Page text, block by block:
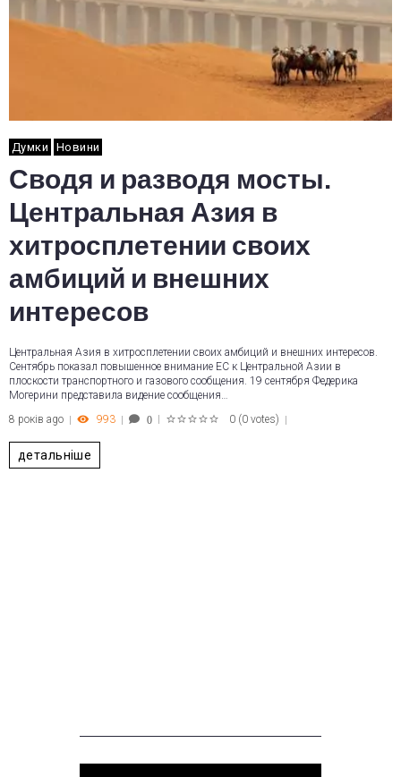
Думки Новини
Сводя и разводя мосты.
Центральная Азия в
хитросплетении своих
амбиций и внешних
интересов
Центральная Азия в хитросплетении своих амбиций и внешних интересов.
Сентябрь показал повышенное внимание ЕС к Центральной Азии в
плоскости транспортного и газового сообщения. 19 сентября Федерика
Могерини представила видение сообщения…
8 років ago
993 0 0 (0 votes)
детальніше